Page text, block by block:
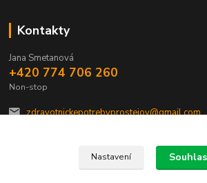
Kontakty
Jana Smetanová
+420 774 706 260
Non-stop
zdravotnickepotrebyprostejov@gmail.com
Nastavení